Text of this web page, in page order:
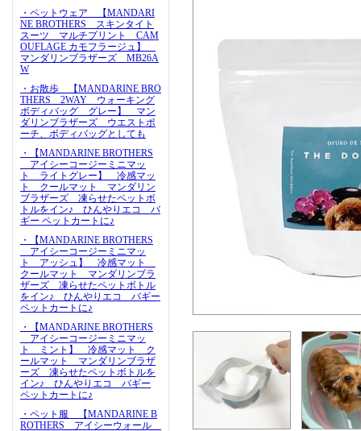
・ペットウェア 【MANDARI
NE BROTHERS スキンタイト
スーツ マルチプリント CAM
OUFLAGE カモフラージュ】
マンダリンブラザーズ MB26A
W
・お散歩 【MANDARINE BRO
THERS 2WAY ウォーキング
ボディバッグ グレー】 マン
ダリンブラザーズ ウエストポ
ーチ、ボディバッグとしても
・【MANDARINE BROTHERS
アイシーコージーミニマッ
ト ライトグレー】 冷感マッ
ト クールマット マンダリン
ブラザーズ 凍らせたペットボ
トルをイン♪ ひんやりエコ バ
ギー ペットカートに♪
・【MANDARINE BROTHERS
アイシーコージーミニマッ
ト アッシュ】 冷感マット
クールマット マンダリンブラ
ザーズ 凍らせたペットボトル
をイン♪ ひんやりエコ バギー
ペットカートに♪
・【MANDARINE BROTHERS
アイシーコージーミニマッ
ト ミント】 冷感マット ク
ールマット マンダリンブラザ
ーズ 凍らせたペットボトルを
イン♪ ひんやりエコ バギー
ペットカートに♪
・ペット服 【MANDARINE B
ROTHERS アイシーウォール